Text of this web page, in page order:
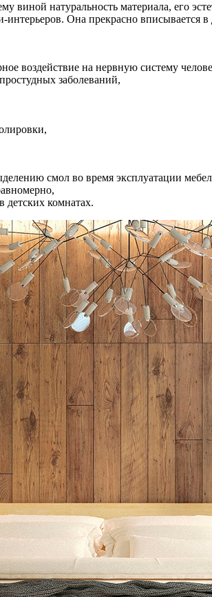
виной натуральность материала, его
Она прекрасно вписывается
воздействие на нервную систему
заболеваний,
смол во время эксплуатации
детских комнатах.